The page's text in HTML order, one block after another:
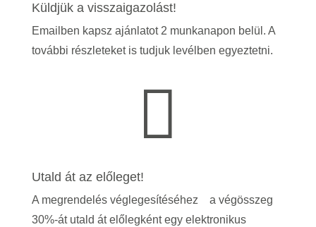
Küldjük a visszaigazolást!
Emailben kapsz ajánlatot 2 munkanapon belül. A
további részleteket is tudjuk levélben egyeztetni.

Utald át az előleget!
A megrendelés véglegesítéséhez a végösszeg
30%-át utald át előlegként egy elektronikus